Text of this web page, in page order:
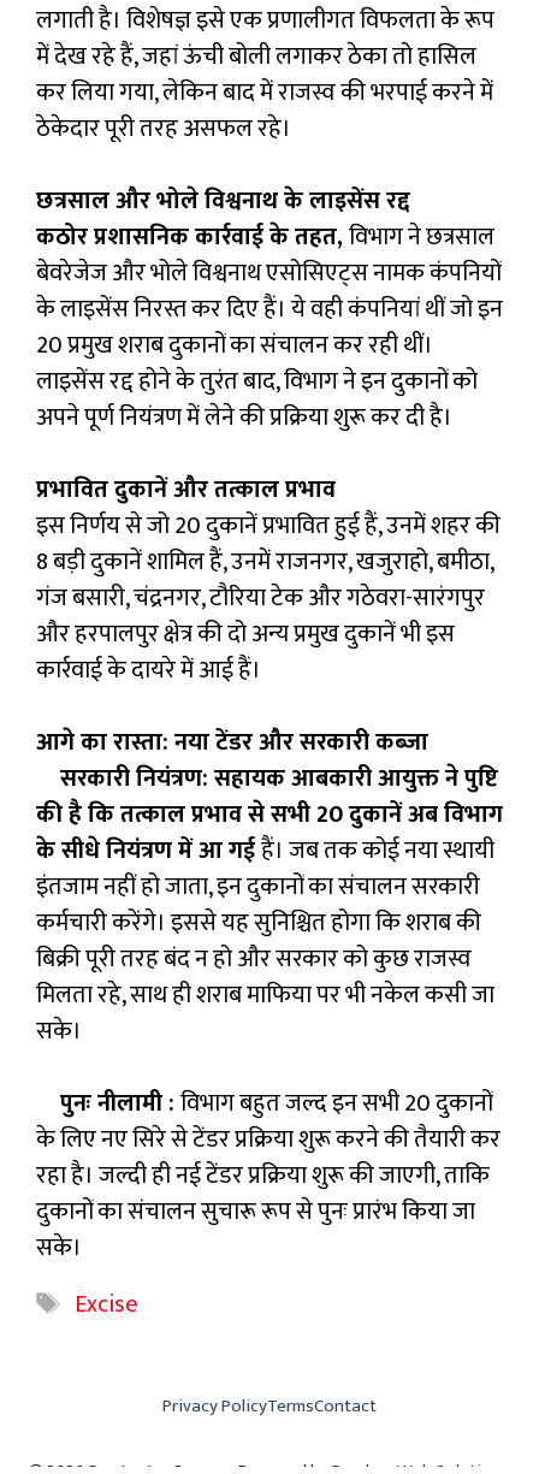
लगाती है। विशेषज्ञ इसे एक प्रणालीगत विफलता के रूप
में देख रहे हैं, जहां ऊंची बोली लगाकर ठेका तो हासिल
कर लिया गया, लेकिन बाद में राजस्व की भरपाई करने में
ठेकेदार पूरी तरह असफल रहे।
छत्रसाल और भोले विश्वनाथ के लाइसेंस रद्द
कठोर प्रशासनिक कार्रवाई के तहत,विभाग ने छत्रसाल
बेवरेजेज और भोले विश्वनाथ एसोसिएट्स नामक कंपनियों
के लाइसेंस निरस्त कर दिए हैं। ये वही कंपनियां थीं जो इन
20 प्रमुख शराब दुकानों का संचालन कर रही थीं।
लाइसेंस रद्द होने के तुरंत बाद, विभाग ने इन दुकानों को
अपने पूर्ण नियंत्रण में लेने की प्रक्रिया शुरू कर दी है।
प्रभावित दुकानें और तत्काल प्रभाव
इस निर्णय से जो 20 दुकानें प्रभावित हुई हैं, उनमें शहर की
8 बड़ी दुकानें शामिल हैं, उनमें राजनगर, खजुराहो, बमीठा,
गंज बसारी, चंद्रनगर, टौरिया टेक और गठेवरा-सारंगपुर
और हरपालपुर क्षेत्र की दो अन्य प्रमुख दुकानें भी इस
कार्रवाई के दायरे में आई हैं।
आगे का रास्ता: नया टेंडर और सरकारी कब्जा
सरकारी नियंत्रण: सहायक आबकारी आयुक्त ने पुष्टि
की है कि तत्काल प्रभाव से सभी 20 दुकानें अब विभाग
के सीधे नियंत्रण में आ गईहैं। जब तक कोई नया स्थायी
इंतजाम नहीं हो जाता, इन दुकानों का संचालन सरकारी
कर्मचारी करेंगे। इससे यह सुनिश्चित होगा कि शराब की
बिक्री पूरी तरह बंद न हो और सरकार को कुछ राजस्व
मिलता रहे, साथ ही शराब माफिया पर भी नकेल कसी जा
सके।
पुनः नीलामी :विभाग बहुत जल्द इन सभी 20 दुकानों
के लिए नए सिरे से टेंडर प्रक्रिया शुरू करने की तैयारी कर
रहा है। जल्दी ही नई टेंडर प्रक्रिया शुरू की जाएगी, ताकि
दुकानों का संचालन सुचारू रूप से पुनः प्रारंभ किया जा
सके।
Tags
Excise
Privacy PolicyTermsContact